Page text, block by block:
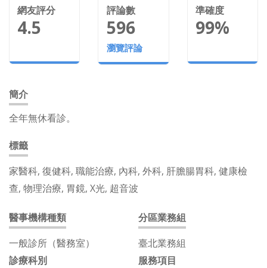
網友評分
4.5
評論數
596
瀏覽評論
準確度
99%
簡介
全年無休看診。
標籤
家醫科, 復健科, 職能治療, 內科, 外科, 肝膽腸胃科, 健康檢
查, 物理治療, 胃鏡, X光, 超音波
醫事機構種類
一般診所（醫務室）
分區業務組
臺北業務組
診療科別
服務項目